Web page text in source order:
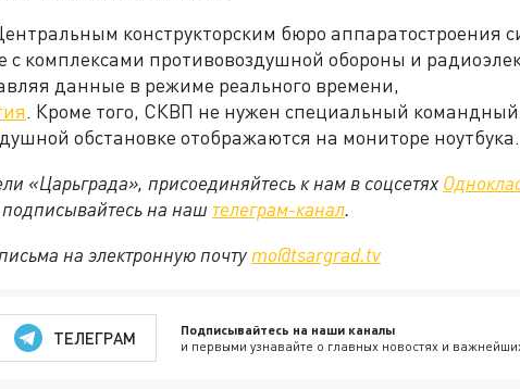
конструкторским бюро аппаратостроения
с комплексами противовоздушной обороны и
данные в режиме реального времени,
. Кроме того, СКВП не нужен специальный
обстановке отображаются на мониторе ноутбука.
«Царьграда», присоединяйтесь к нам в соцсетях
на наш телеграм-канал.
на электронную почту mo@tsargrad.tv
ТЕЛЕГРАМ Подписывайтесь на наши каналы
и первыми узнавайте о главных новостях и